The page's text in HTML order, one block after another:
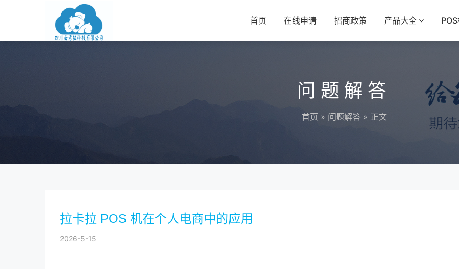
首页 在线申请 招商政策 产品大全
问题解答
首页 » 问题解答 » 正文
拉卡拉 POS 机在个人电商中的应用
2026-5-15